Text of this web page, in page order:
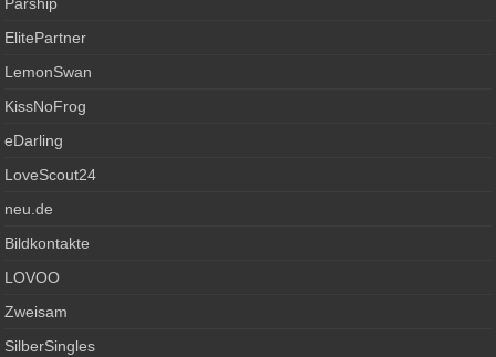
Parship
ElitePartner
LemonSwan
KissNoFrog
eDarling
LoveScout24
neu.de
Bildkontakte
LOVOO
Zweisam
SilberSingles